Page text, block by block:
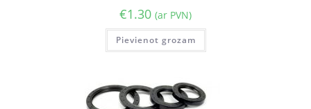
€1.30 (ar PVN)
Pievienot grozam